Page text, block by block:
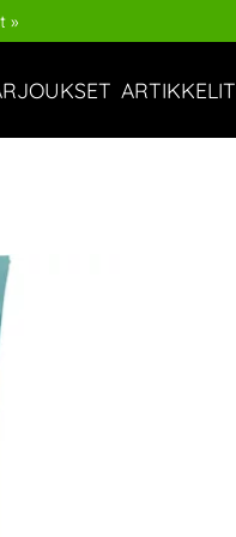
»
ARTIKKELIT